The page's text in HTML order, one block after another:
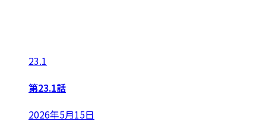
23.1
第23.1話
2026年5月15日